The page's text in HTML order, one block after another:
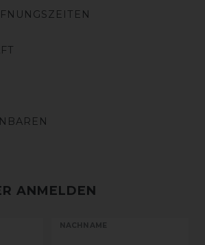
ANMELDEN
NACHNAME